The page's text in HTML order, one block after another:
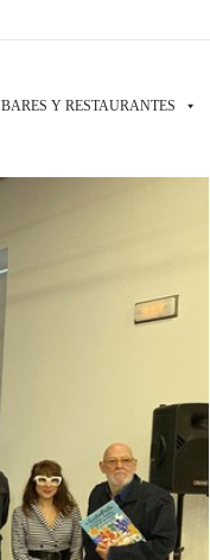
BARES Y RESTAURANTES